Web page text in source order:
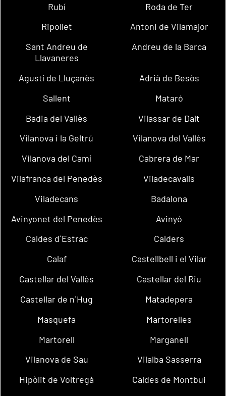
Rubí
Roda de Ter
Ripollet
Antoni de Vilamajor
Sant Andreu de
Llavaneres
Andreu de la Barca
Agustí de Lluçanès
Adrià de Besòs
Sallent
Mataró
Badia del Vallès
Vilassar de Dalt
Vilanova i la Geltrú
Vilanova del Vallès
Vilanova del Camí
Cabrera de Mar
Vilafranca del Penedès
Viladecavalls
Viladecans
Badalona
Avinyonet del Penedès
Avinyó
Caldes d´Estrac
Calders
Calaf
Castellbell i el Vilar
Castellar del Vallès
Castellar del Riu
Castellar de n´Hug
Matadepera
Masquefa
Martorelles
Martorell
Marganell
Vilanova de Sau
Vilalba Sasserra
Hipòlit de Voltregà
Caldes de Montbui